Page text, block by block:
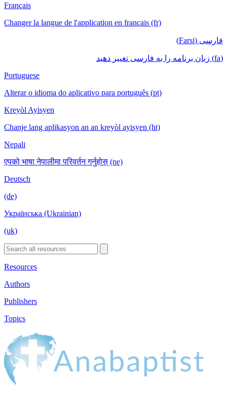
Français
Changer la langue de l'application en français (fr)
فارسی (Farsi)
(fa) زبان برنامه را به فارسی تغییر دهید
Portuguese
Alterar o idioma do aplicativo para português (pt)
Kreyòl Ayisyen
Chanje lang aplikasyon an an kreyòl ayisyen (ht)
Nepali
एपको भाषा नेपालीमा परिवर्तन गर्नुहोस् (ne)
Deutsch
(de)
Українська (Ukrainian)
(uk)
Resources
Authors
Publishers
Topics